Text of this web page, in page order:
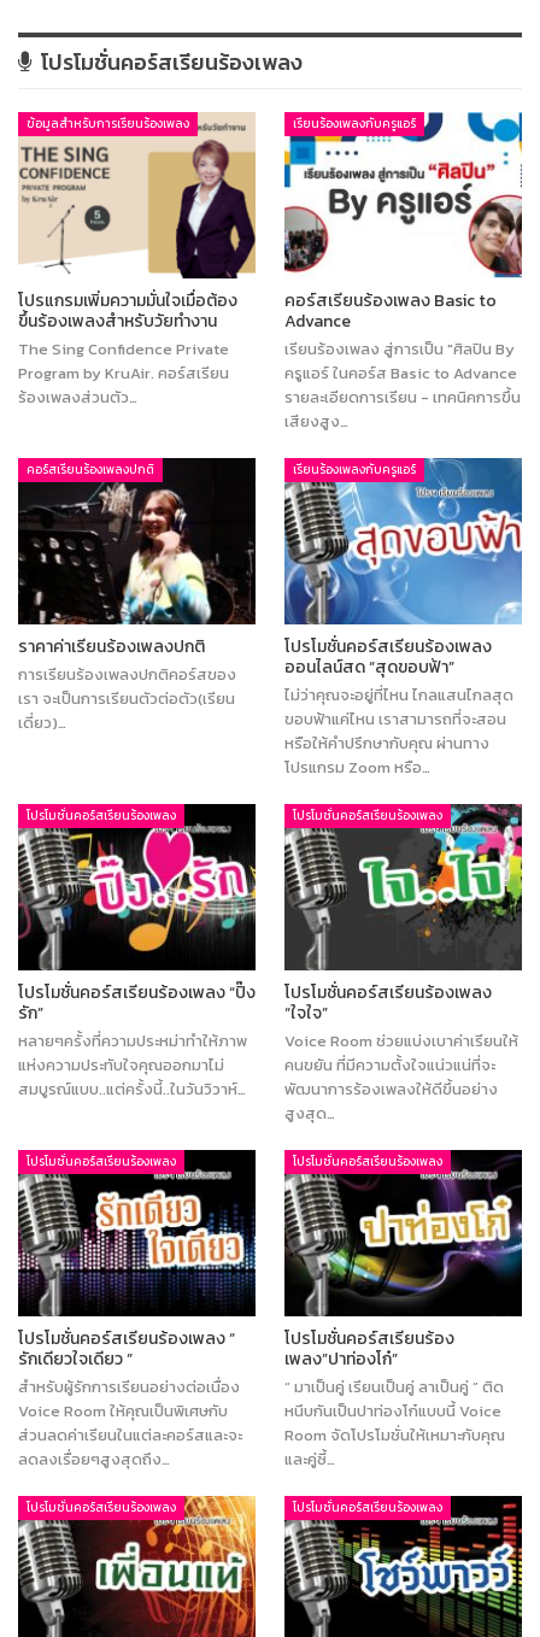
โปรโมชั่นคอร์สเรียนร้องเพลง
ข้อมูลสำหรับการเรียนร้องเพลง
โปรแกรมเพิ่มความมั่นใจเมื่อต้อง
ขึ้นร้องเพลงสำหรับวัยทำงาน
The Sing Confidence Private
Program by KruAir. คอร์สเรียน
ร้องเพลงส่วนตัว…
เรียนร้องเพลงกับครูแอร์
คอร์สเรียนร้องเพลง Basic to
Advance
เรียนร้องเพลง สู่การเป็น "ศิลปิน By
ครูแอร์ ในคอร์ส Basic to Advance
รายละเอียดการเรียน - เทคนิคการขึ้น
เสียงสูง…
คอร์สเรียนร้องเพลงปกติ
ราคาค่าเรียนร้องเพลงปกติ
การเรียนร้องเพลงปกติคอร์สของ
เรา จะเป็นการเรียนตัวต่อตัว(เรียน
เดี่ยว)…
เรียนร้องเพลงกับครูแอร์
โปรโมชั่นคอร์สเรียนร้องเพลง
ออนไลน์สด “สุดขอบฟ้า”
ไม่ว่าคุณจะอยู่ที่ไหน ไกลแสนไกลสุด
ขอบฟ้าแค่ไหน เราสามารถที่จะสอน
หรือให้คำปรึกษากับคุณ ผ่านทาง
โปรแกรม Zoom หรือ…
โปรโมชั่นคอร์สเรียนร้องเพลง
โปรโมชั่นคอร์สเรียนร้องเพลง “ปิ๊ง
รัก”
หลายๆครั้งที่ความประหม่าทำให้ภาพ
แห่งความประทับใจคุณออกมาไม่
สมบูรณ์แบบ..แต่ครั้งนี้..ในวันวิวาห์…
โปรโมชั่นคอร์สเรียนร้องเพลง
โปรโมชั่นคอร์สเรียนร้องเพลง
“ใจใจ”
Voice Room ช่วยแบ่งเบาค่าเรียนให้
คนขยัน ที่มีความตั้งใจแน่วแน่ที่จะ
พัฒนาการร้องเพลงให้ดีขึ้นอย่าง
สูงสุด…
โปรโมชั่นคอร์สเรียนร้องเพลง
โปรโมชั่นคอร์สเรียนร้องเพลง “
รักเดียวใจเดียว ”
สำหรับผู้รักการเรียนอย่างต่อเนื่อง
Voice Room ให้คุณเป็นพิเศษกับ
ส่วนลดค่าเรียนในแต่ละคอร์สและจะ
ลดลงเรื่อยๆสูงสุดถึง…
โปรโมชั่นคอร์สเรียนร้องเพลง
โปรโมชั่นคอร์สเรียนร้อง
เพลง”ปาท่องโก๋”
“ มาเป็นคู่ เรียนเป็นคู่ ลาเป็นคู่ ” ติด
หนึบกันเป็นปาท่องโก๋แบบนี้ Voice
Room จัดโปรโมชั่นให้เหมาะกับคุณ
และคู่ซี้…
โปรโมชั่นคอร์สเรียนร้องเพลง โปรโมชั่นคอร์สเรียนร้องเพลง